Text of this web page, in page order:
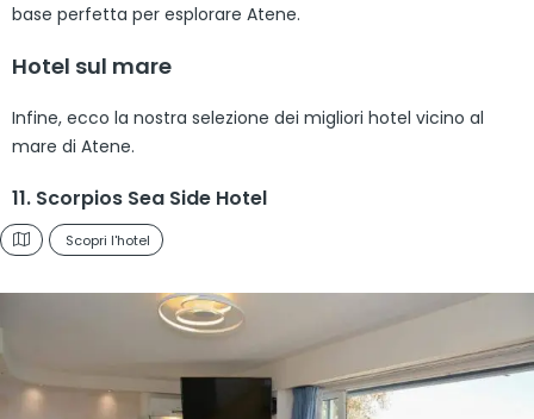
base perfetta per esplorare Atene.
Hotel sul mare
Infine, ecco la nostra selezione dei migliori hotel vicino al
mare di Atene.
11. Scorpios Sea Side Hotel
Scopri l'hotel